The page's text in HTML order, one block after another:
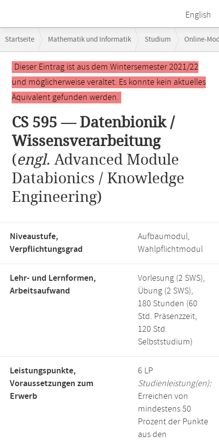
English
Navigation
Startseite Mathematik und Informatik Studium Online-
Hauptinhalt
Dieser Eintrag ist aus dem Wintersemester 2021/22
und möglicherweise veraltet. Es konnte kein aktuelles
Äquivalent gefunden werden.
CS 595 — Datenbionik /
Wissensverarbeitung
(engl. Advanced Module
Databionics / Knowledge
Engineering)
Niveaustufe,
Verpflichtungsgrad
Aufbaumodul,
Wahlpflichtmodul
Lehr- und Lernformen,
Arbeitsaufwand
Vorlesung (2 SWS),
Übung (2 SWS),
180 Stunden (60
Std. Präsenzzeit,
120 Std.
Selbststudium)
Leistungspunkte,
Voraussetzungen zum
Erwerb
6 LP
Studienleistung(en):
Erreichen von
mindestens 50
Prozent der Punkte
aus den